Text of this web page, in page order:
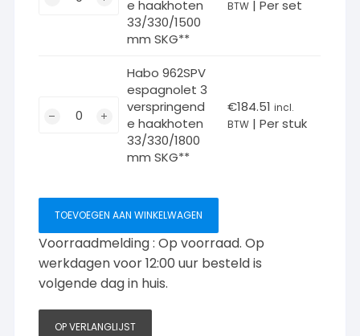
SKG**
962SPV
33/330/1500mm
SKG**
e haakhoten
33/330/1500
mm SKG**
BTW | Per set
962SPV
haakhoten
33/330/1800mm
SKG**
aantal
Habo 962SPV
espagnolet 3
verspringend
e haakhoten
33/330/1800
mm SKG**
€184.51 incl.
BTW | Per stuk
TOEVOEGEN AAN WINKELWAGEN
Voorraadmelding : Op voorraad. Op
werkdagen voor 12:00 uur besteld is
volgende dag in huis.
OP VERLANGLIJST